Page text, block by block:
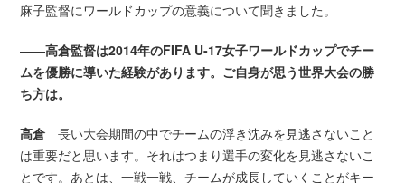
麻子監督にワールドカップの意義について聞きました。
――高倉監督は2014年のFIFA U-17女子ワールドカップでチー
ムを優勝に導いた経験があります。ご自身が思う世界大会の勝
ち方は。
高倉 長い大会期間の中でチームの浮き沈みを見逃さないこと
は重要だと思います。それはつまり選手の変化を見逃さないこ
とです。あとは、一戦一戦、チームが成長していくことがキー